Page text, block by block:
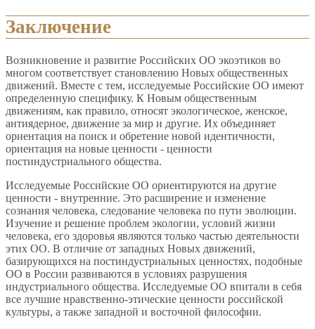
Заключение
Возникновение и развитие Российских ОО экоэтиков во
многом соответствует становлению Новых общественных
движений. Вместе с тем, исследуемые Российские ОО имеют
определенную специфику. К Новым общественным
движениям, как правило, относят экологическое, женское,
антиядерное, движение за мир и другие. Их объединяет
ориентация на поиск и обретение новой идентичности,
ориентация на новые ценности - ценности
постиндустриального общества.
Исследуемые Российские ОО ориентируются на другие
ценности - внутренние. Это расширение и изменение
сознания человека, следование человека по пути эволюции.
Изучение и решение проблем экологии, условий жизни
человека, его здоровья являются только частью деятельности
этих ОО. В отличие от западных Новых движений,
базирующихся на постиндустриальных ценностях, подобные
ОО в России развиваются в условиях разрушения
индустриального общества. Исследуемые ОО впитали в себя
все лучшие нравственно-этические ценности российской
культуры, а также западной и восточной философии.